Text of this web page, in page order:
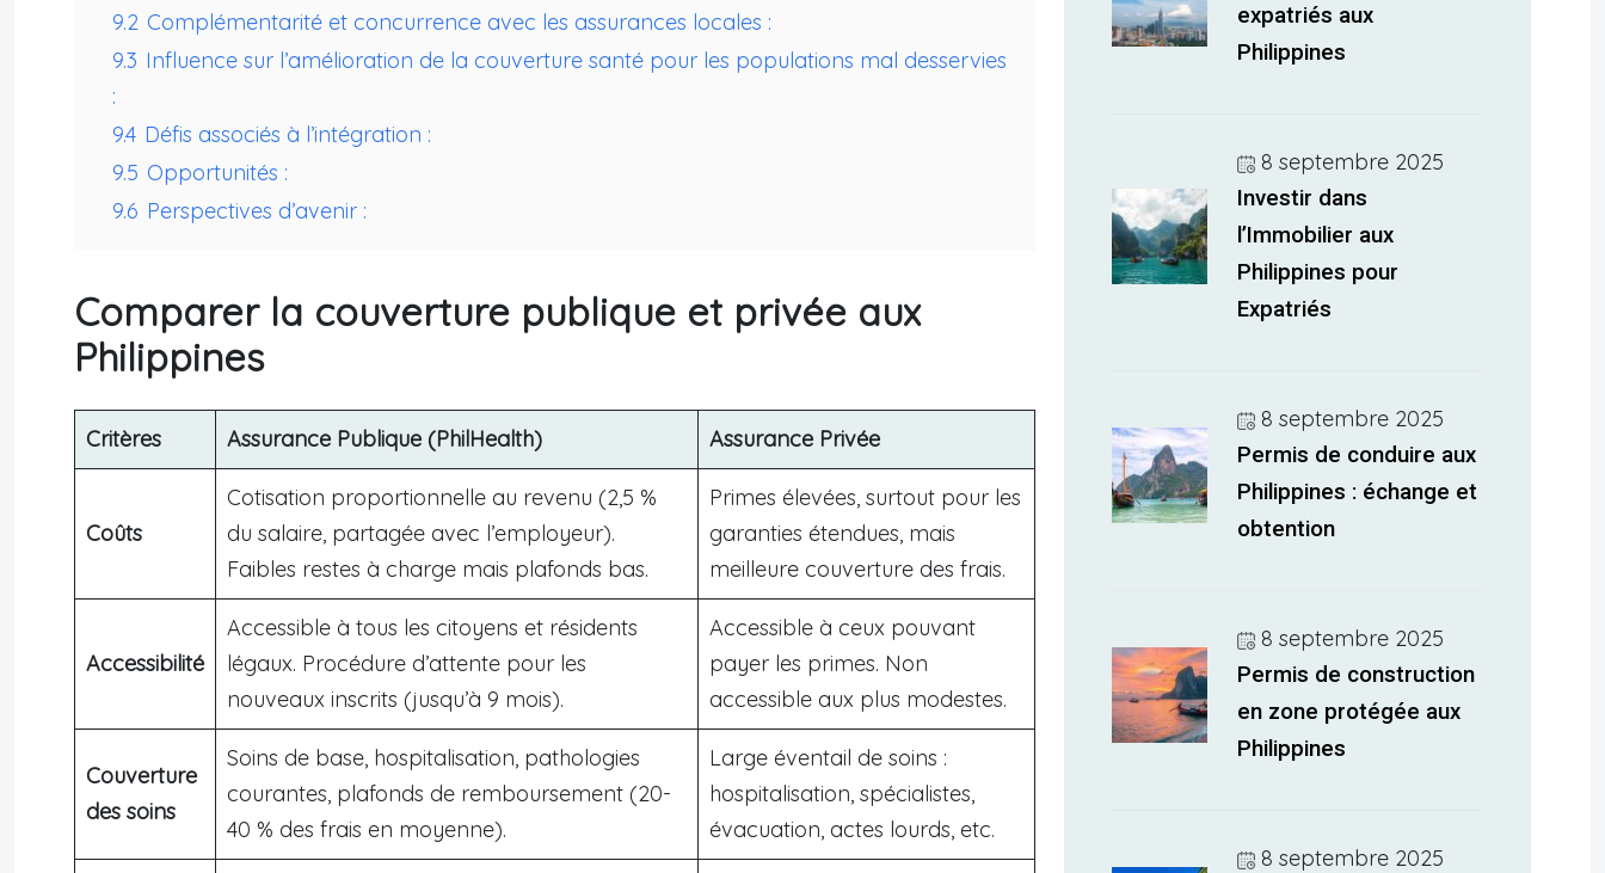
9.2 Complémentarité et concurrence avec les assurances locales :
9.3 Influence sur l’amélioration de la couverture santé pour les populations mal desservies
:
9.4 Défis associés à l’intégration :
9.5 Opportunités :
9.6 Perspectives d’avenir :
Comparer la couverture publique et privée aux
Philippines
Critères Assurance Publique (PhilHealth) Assurance Privée
Coûts
Cotisation proportionnelle au revenu (2,5 %
du salaire, partagée avec l’employeur).
Faibles restes à charge mais plafonds bas.
Primes élevées, surtout pour les
garanties étendues, mais
meilleure couverture des frais.
Accessibilité
Accessible à tous les citoyens et résidents
légaux. Procédure d’attente pour les
nouveaux inscrits (jusqu’à 9 mois).
Accessible à ceux pouvant
payer les primes. Non
accessible aux plus modestes.
Couverture
des soins
Soins de base, hospitalisation, pathologies
courantes, plafonds de remboursement (20-
40 % des frais en moyenne).
Large éventail de soins :
hospitalisation, spécialistes,
évacuation, actes lourds, etc.
expatriés aux
Philippines
8 septembre 2025
Investir dans
l’Immobilier aux
Philippines pour
Expatriés
8 septembre 2025
Permis de conduire aux
Philippines : échange et
obtention
8 septembre 2025
Permis de construction
en zone protégée aux
Philippines
8 septembre 2025